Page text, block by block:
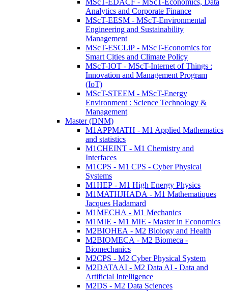
MScT-EDACF - MScT-Economics, Data
Analytics and Corporate Finance
MScT-EESM - MScT-Environmental
Engineering and Sustainability
Management
MScT-ESCLiP - MScT-Economics for
Smart Cities and Climate Policy
MScT-IOT - MScT-Internet of Things :
Innovation and Management Program
(IoT)
MScT-STEEM - MScT-Energy
Environment : Science Technology &
Management
Master (DNM)
M1APPMATH - M1 Applied Mathematics
and statistics
M1CHEINT - M1 Chemistry and
Interfaces
M1CPS - M1 CPS - Cyber Physical
Systems
M1HEP - M1 High Energy Physics
M1MATHJHADA - M1 Mathematiques
Jacques Hadamard
M1MECHA - M1 Mechanics
M1MIE - M1 MIE - Master in Economics
M2BIOHEA - M2 Biology and Health
M2BIOMECA - M2 Biomeca -
Biomechanics
M2CPS - M2 Cyber Physical System
M2DATAAI - M2 Data AI - Data and
Artificial Intelligence
M2DS - M2 Data Sciences